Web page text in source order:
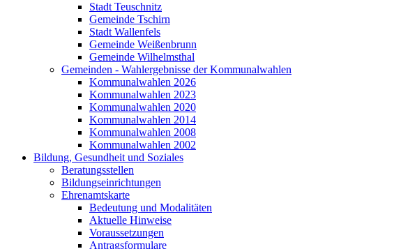
Stadt Teuschnitz
Gemeinde Tschirn
Stadt Wallenfels
Gemeinde Weißenbrunn
Gemeinde Wilhelmsthal
Gemeinden - Wahlergebnisse der Kommunalwahlen
Kommunalwahlen 2026
Kommunalwahlen 2023
Kommunalwahlen 2020
Kommunalwahlen 2014
Kommunalwahlen 2008
Kommunalwahlen 2002
Bildung, Gesundheit und Soziales
Beratungsstellen
Bildungseinrichtungen
Ehrenamtskarte
Bedeutung und Modalitäten
Aktuelle Hinweise
Voraussetzungen
Antragsformulare